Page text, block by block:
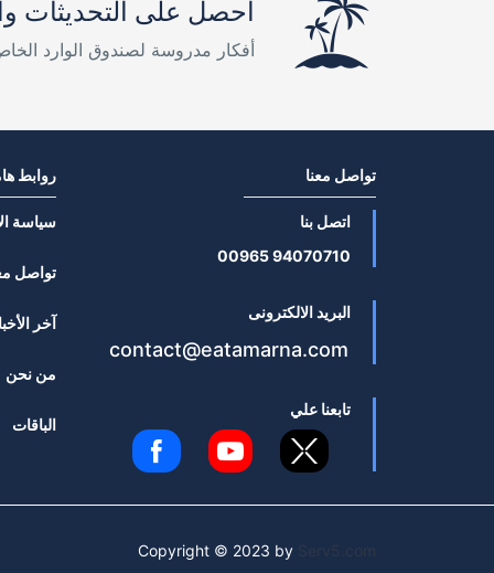
احصل على التحديثات
أفكار مدروسة لصندوق الوارد
تواصل معنا
اتصل بنا
94070710 00965
البريد الالكترونى
contact@eatamarna.com
تابعنا علي
روابط
سياسة
تواصل
آخر
من نحن
الباقات
Copyright © 2023 by